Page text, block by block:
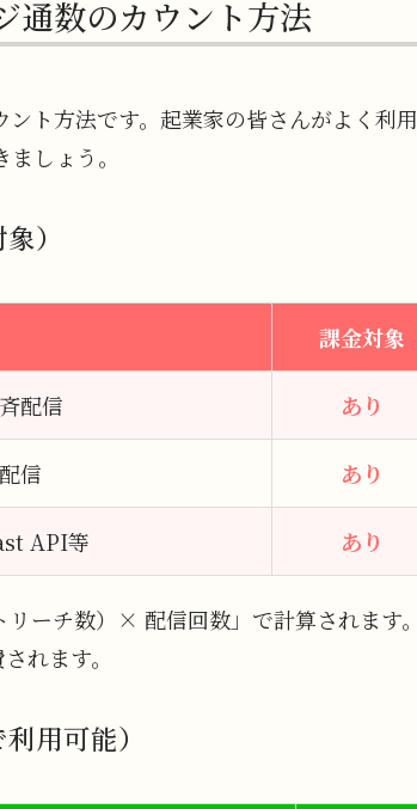
通数のカウント方法
ト方法です。起業家の皆さんがよく利
しょう。
）
課金対象
配信 あり
信 あり
API等 あり
リーチ数）× 配信回数」で計算されます
れます。
用可能）